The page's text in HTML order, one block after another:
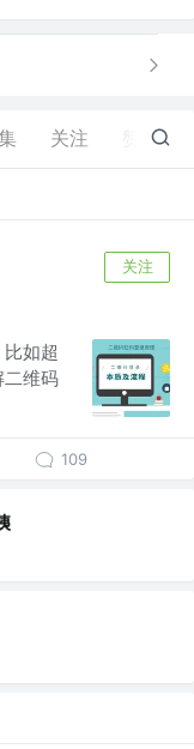
关注 11
关注
如超
二维码
109